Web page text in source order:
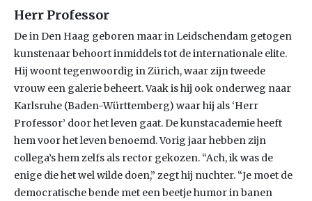
Herr Professor
De in Den Haag geboren maar in Leidschendam getogen
kunstenaar behoort inmiddels tot de internationale elite.
Hij woont tegenwoordig in Zürich, waar zijn tweede
vrouw een galerie beheert. Vaak is hij ook onderweg naar
Karlsruhe (Baden-Württemberg) waar hij als ‘Herr
Professor’ door het leven gaat. De kunstacademie heeft
hem voor het leven benoemd. Vorig jaar hebben zijn
collega’s hem zelfs als rector gekozen. “Ach, ik was de
enige die het wel wilde doen,” zegt hij nuchter. “Je moet de
democratische bende met een beetje humor in banen